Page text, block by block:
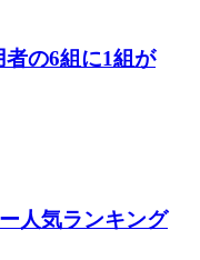
の6組に1組が
人気ランキング